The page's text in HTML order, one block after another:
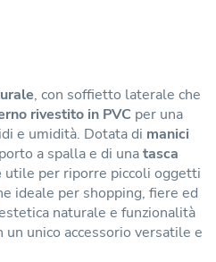
, con soffietto laterale che
rivestito in PVC per una
e umidità. Dotata di manici
a spalla e di unatasca
utile per riporre piccoli oggetti
ideale per shopping, fiere ed
naturale e funzionalità
unico accessorio versatile e